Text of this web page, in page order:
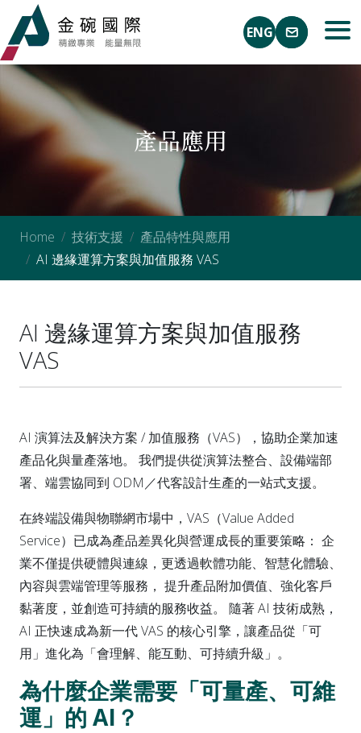
ENG
產品應用
Home 技術支援
產品特性與應用
AI 邊緣運算方案與加值服務 VAS
AI 邊緣運算方案與加值服務
VAS
AI 演算法及解決方案 / 加值服務（VAS），協助企業加速
產品化與量產落地。 我們提供從演算法整合、設備端部
署、端雲協同到 ODM／代客設計生產的一站式支援。
在終端設備與物聯網市場中，VAS（Value Added
Service）已成為產品差異化與營運成長的重要策略： 企
業不僅提供硬體與連線，更透過軟體功能、智慧化體驗、
內容與雲端管理等服務， 提升產品附加價值、強化客戶
黏著度，並創造可持續的服務收益。 隨著 AI 技術成熟，
AI 正快速成為新一代 VAS 的核心引擎，讓產品從「可
用」進化為「會理解、能互動、可持續升級」。
為什麼企業需要「可量產、可維
運」的 AI？